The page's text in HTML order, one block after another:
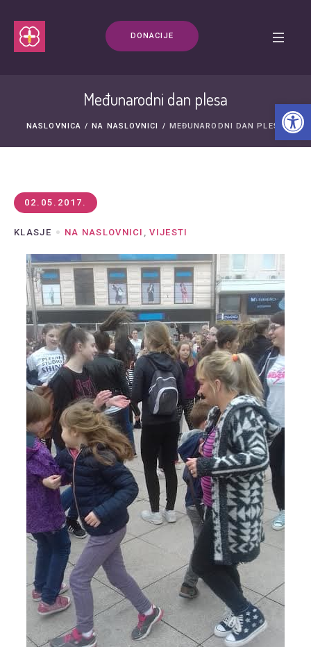
DONACIJE
Međunarodni dan plesa
NASLOVNICA / NA NASLOVNICI / MEĐUNARODNI DAN PLESA
02.05.2017.
KLASJE NA NASLOVNICI ,VIJESTI